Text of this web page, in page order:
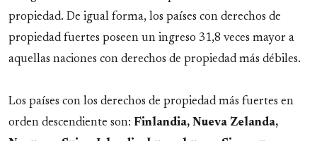
propiedad. De igual forma, los países con derechos de
propiedad fuertes poseen un ingreso 31,8 veces mayor a
aquellas naciones con derechos de propiedad más débiles.
Los países con los derechos de propiedad más fuertes en
orden descendiente son: Finlandia, Nueva Zelanda,